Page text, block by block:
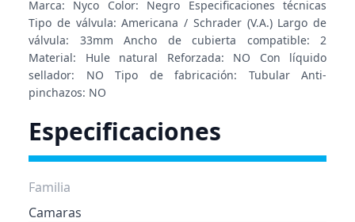
Marca: Nyco Color: Negro Especificaciones técnicas
Tipo de válvula: Americana / Schrader (V.A.) Largo de
válvula: 33mm Ancho de cubierta compatible: 2
Material: Hule natural Reforzada: NO Con líquido
sellador: NO Tipo de fabricación: Tubular Anti-
pinchazos: NO
Especificaciones
Familia
Camaras